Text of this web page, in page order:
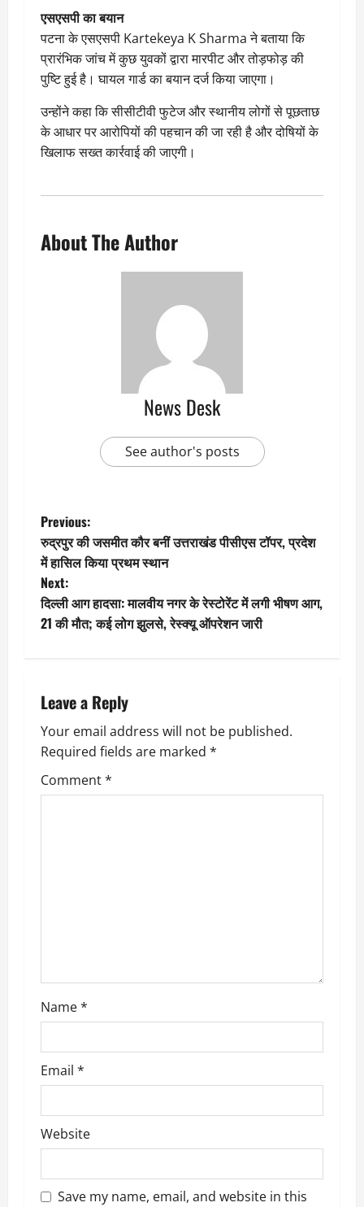
एसएसपी का बयान
पटना के एसएसपी Kartekeya K Sharma ने बताया कि
प्रारंभिक जांच में कुछ युवकों द्वारा मारपीट और तोड़फोड़ की
पुष्टि हुई है। घायल गार्ड का बयान दर्ज किया जाएगा।
उन्होंने कहा कि सीसीटीवी फुटेज और स्थानीय लोगों से पूछताछ
के आधार पर आरोपियों की पहचान की जा रही है और दोषियों के
खिलाफ सख्त कार्रवाई की जाएगी।
About The Author
News Desk
See author's posts
P
o
s
t
a
v
i
g
Previous:
रुद्रपुर की जसमीत कौर बनीं उत्तराखंड पीसीएस टॉपर, प्रदेश
में हासिल किया प्रथम स्थान
Next:
दिल्ली आग हादसा: मालवीय नगर के रेस्टोरेंट में लगी भीषण आग,
21 की मौत; कई लोग झुलसे, रेस्क्यू ऑपरेशन जारी
Leave a Reply
Your email address will not be published.
Required fields are marked *
Comment*
Name*
Email *
Website
Save my name, email, and website in this